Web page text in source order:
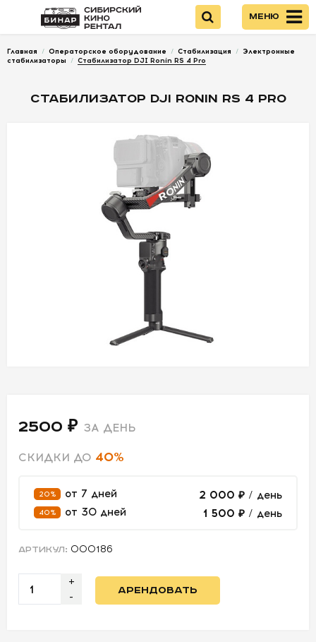
Войти
НОВИНКИ
МЕРОПРИЯТИЙ
АРЕНДА
СВЕТОБАЗА
ДОСТАВКА
Меню
Главная / Операторское оборудование / Стабилизация / Электронные
стабилизаторы / Стабилизатор DJI Ronin RS 4 Pro
СТАБИЛИЗАТОР DJI RONIN RS 4 PRO
2500 ₽ ЗА ДЕНЬ
СКИДКИ ДО 40%
20% от 7 дней 2 000 ₽ / день
40% от 30 дней 1 500 ₽ / день
АРТИКУЛ: 000186
+
-
АРЕНДОВАТЬ